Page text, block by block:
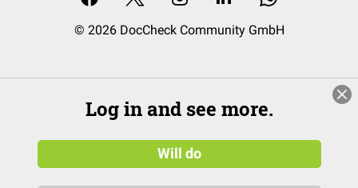
© 2026 DocCheck Community GmbH
Log in and see more.
Will do